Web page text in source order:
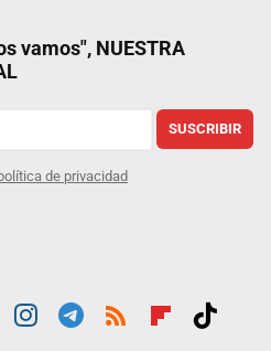
vamos", NUESTRA
SUSCRIBIR
de privacidad